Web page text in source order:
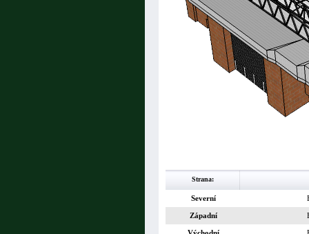
Strana:
Severní
Západní